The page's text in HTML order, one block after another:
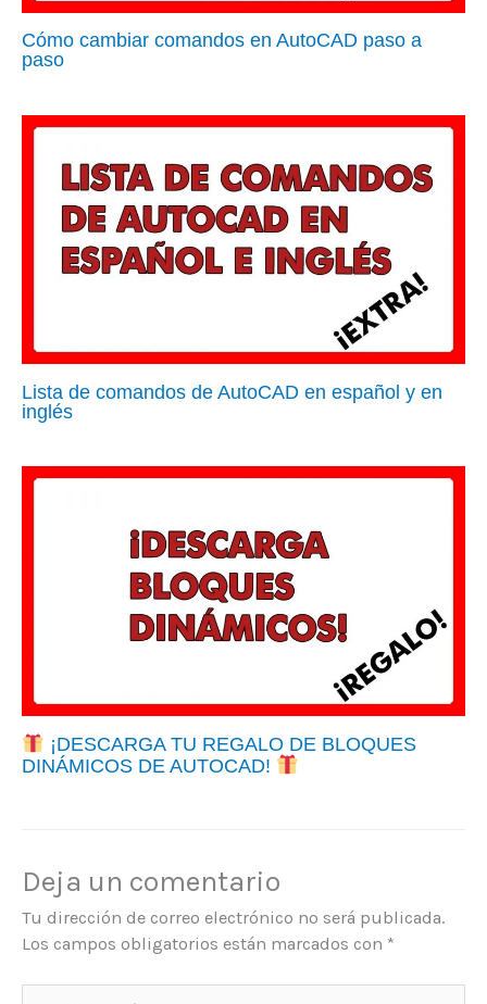
Cómo cambiar comandos en AutoCAD paso a
paso
Lista de comandos de AutoCAD en español y en
inglés
¡DESCARGA TU REGALO DE BLOQUES
DINÁMICOS DE AUTOCAD!
Deja un comentario
Tu dirección de correo electrónico no será publicada.
Los campos obligatorios están marcados con *